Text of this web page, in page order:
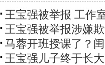
王宝强被举报 工作
王宝强被举报涉嫌
马蓉开班授课了？
王宝强儿子终于长